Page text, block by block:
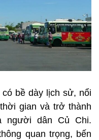
bề dày lịch sử, nổi
gian và trở thành
người dân Củ Chi.
quan trọng, bến